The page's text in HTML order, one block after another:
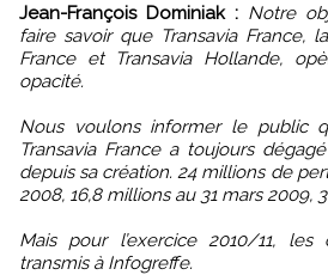
Jean-François Dominiak : Notre
faire savoir que Transavia France,
France et Transavia Hollande,
opacité.
Nous voulons informer le public
Transavia France a toujours
depuis sa création. 24 millions de
2008, 16,8 millions au 31 mars 2009,
Mais pour l’exercice 2010/11, les
transmis à Infogreffe.